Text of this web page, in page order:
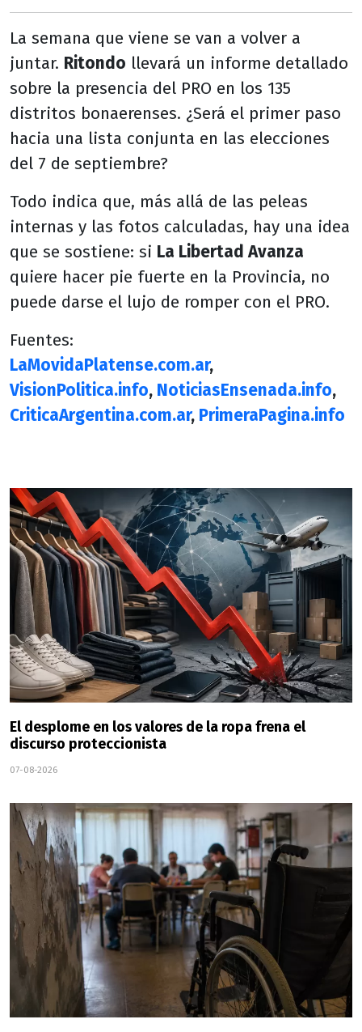
La semana que viene se van a volver a
juntar. Ritondo llevará un informe detallado
sobre la presencia del PRO en los 135
distritos bonaerenses. ¿Será el primer paso
hacia una lista conjunta en las elecciones
del 7 de septiembre?
Todo indica que, más allá de las peleas
internas y las fotos calculadas, hay una idea
que se sostiene: si La Libertad Avanza
quiere hacer pie fuerte en la Provincia, no
puede darse el lujo de romper con el PRO.
Fuentes:
LaMovidaPlatense.com.ar,
VisionPolitica.info, NoticiasEnsenada.info,
CriticaArgentina.com.ar, PrimeraPagina.info
El desplome en los valores de la ropa frena el
discurso proteccionista
07-08-2026